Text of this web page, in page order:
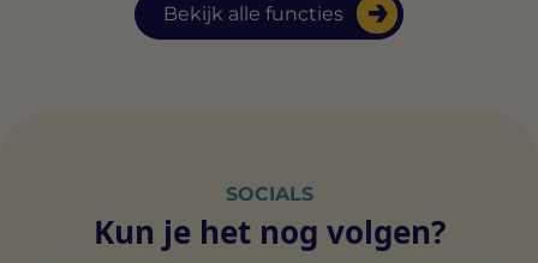
Bekijk alle functies
SOCIALS
Kun je het nog volgen?